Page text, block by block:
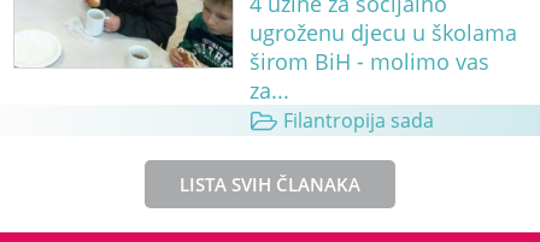
ugroženu djecu u školama
širom BiH - molimo vas
za...
Filantropija sada
LISTA SVIH ČLANAKA